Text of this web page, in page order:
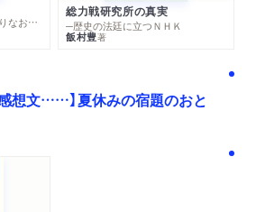
─スピーキングのためのやりなおし英文法スーパードリル
総力戦研究所の真実
─歴史の法廷に立つＮＨＫ
飯村豊著
想文……】夏休みの宿題のおと